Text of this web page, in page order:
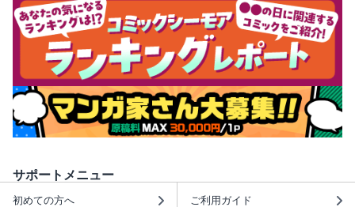
サポートメニュー
初めての方へ ご利用ガイド